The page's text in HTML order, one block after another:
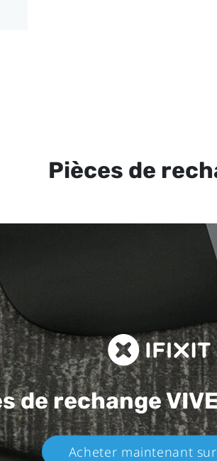
Pièces de
de rechange
Acheter maintenant